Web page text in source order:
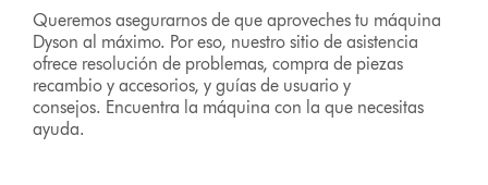
Queremos asegurarnos de que aproveches tu máquina
Dyson al máximo. Por eso, nuestro sitio de asistencia
ofrece resolución de problemas, compra de piezas
recambio y accesorios, y guías de usuario y
consejos. Encuentra la máquina con la que necesitas
ayuda.